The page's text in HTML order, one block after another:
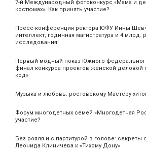
7-й Международный фотоконкурс «Мама и
костюмах». Как принять участие?
Пресс-конференция ректора ЮФУ Инны
интеллект, годичная магистратура и 4 млрд.
исследования!
Первый модный показ Южного
финал конкурса проектов женской
код»
Музыка и любовь: ростовскому Мастеру
Форум многодетных семей «Многодетная
участие?
Без рояля и с партитурой в голове: секреты
Леонида Клиничева к «Тихому Дону»